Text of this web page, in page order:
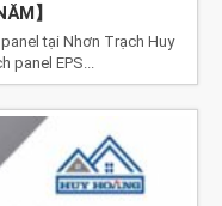
】
tại Nhơn Trạch Huy
EPS...